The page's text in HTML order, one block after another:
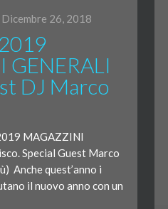
Dicembre 26, 2018
DJ Marco
MAGAZZINI
Special Guest Marco
Anche quest’anno i
il nuovo anno con un